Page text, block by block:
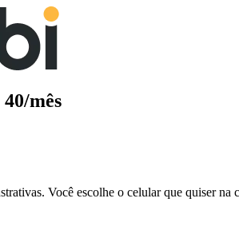
mês
Você escolhe o celular que quiser na